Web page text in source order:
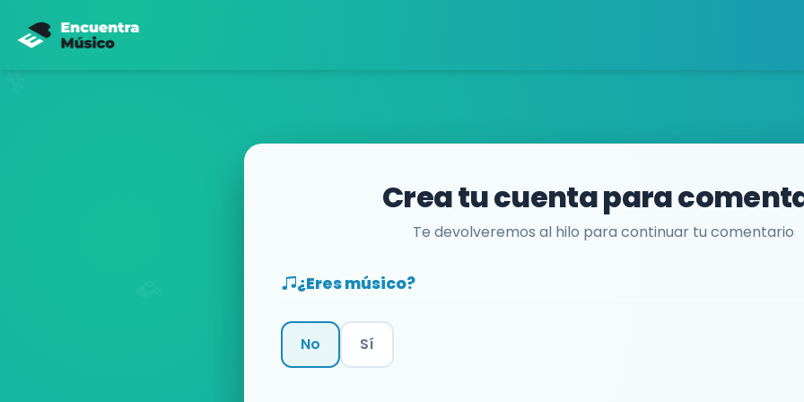
Crea tu cuenta para
Te devolveremos al hilo para continuar tu comentario
¿Eres músico?
No Sí